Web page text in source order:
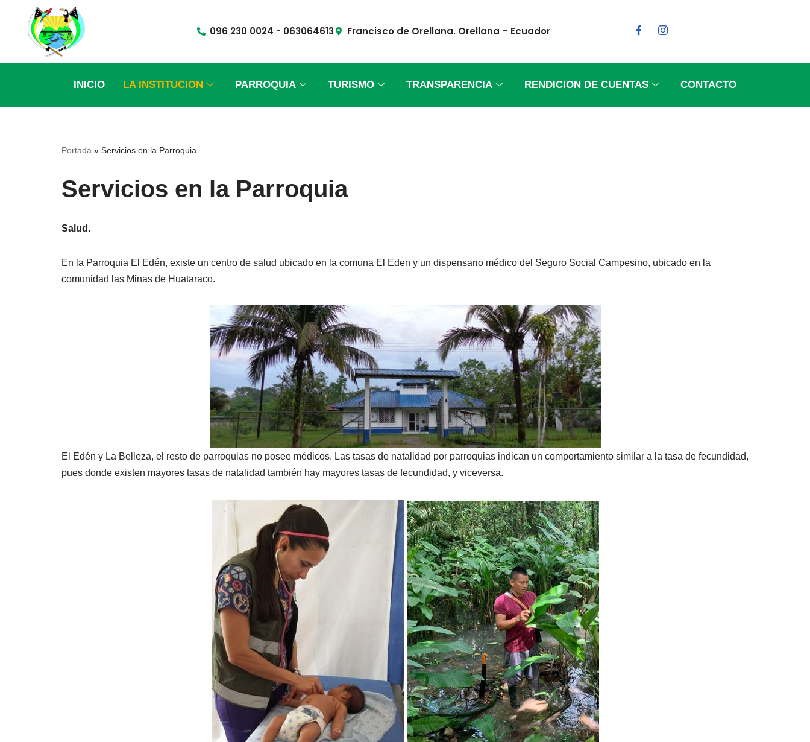
Saltar
contenido
096 230 0024 - 063064613 Francisco de Orellana. Orellana – Ecuador
INICIO LA INSTITUCION PARROQUIA TURISMO TRANSPARENCIA RENDICION DE CUENTAS CONTACTO
Portada » Servicios en la Parroquia
Servicios en la Parroquia
Salud.
En la Parroquia El Edén, existe un centro de salud ubicado en la comuna El Eden y un dispensario médico del Seguro Social Campesino, ubicado en la
comunidad las Minas de Huataraco.
El Edén y La Belleza, el resto de parroquias no posee médicos. Las tasas de natalidad por parroquias indican un comportamiento similar a la tasa de fecundidad,
pues donde existen mayores tasas de natalidad también hay mayores tasas de fecundidad, y viceversa.